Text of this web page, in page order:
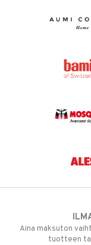
Aina maksuton
tuotteen